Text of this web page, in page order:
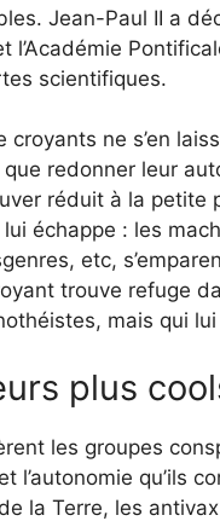
Jean-Paul II a
l’Académie
scientifiques.
croyants ne s’en
redonner leur
réduit à la
échappe : les
etc,
trouve refuge
mais qui
plus
les groupes
l’autonomie qu’ils
la Terre, les